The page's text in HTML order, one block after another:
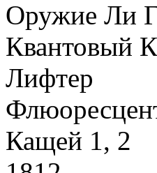
Оружие Ли
Квантовый
Лифтер
Кащей 1, 2